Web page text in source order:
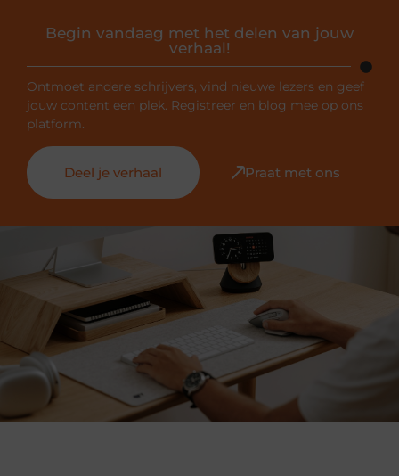
Begin vandaag met het delen van jouw
verhaal!
Ontmoet andere schrijvers, vind nieuwe lezers en geef
jouw content een plek. Registreer en blog mee op ons
platform.
Deel je verhaal Praat met ons